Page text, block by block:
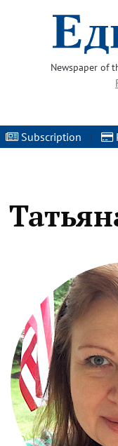
Newspaper of
Subscription |